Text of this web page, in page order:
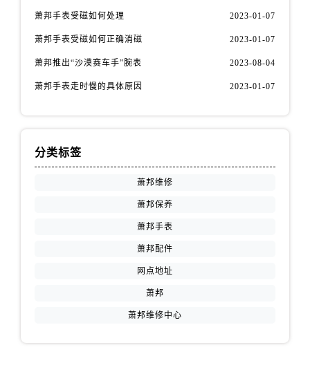
萧邦手表受磁如何处理 2023-01-07
萧邦手表受磁如何正确消磁 2023-01-07
萧邦推出“沙漠赛车手”腕表 2023-08-04
萧邦手表走时慢的具体原因 2023-01-07
分类标签
萧邦维修
萧邦保养
萧邦手表
萧邦配件
网点地址
萧邦
萧邦维修中心